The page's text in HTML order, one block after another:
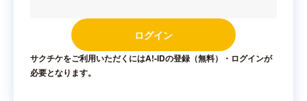
ログイン
サクチケをご利用いただくにはA!-IDの登録（無料）・ログインが
必要となります。